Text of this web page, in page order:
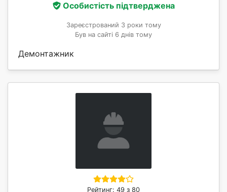
Особистість підтверджена
Зареєстрований 3 роки тому
Був на сайті 6 днів тому
Демонтажник
Рейтинг: 49 з 80